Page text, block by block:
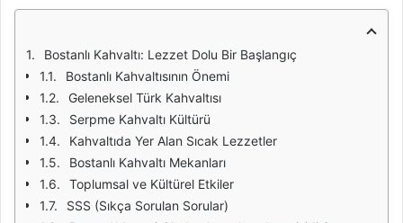
Bostanlı Kahvaltı: Lezzet Dolu Bir Başlangıç
Bostanlı Kahvaltısının Önemi
Geleneksel Türk Kahvaltısı
Serpme Kahvaltı Kültürü
Kahvaltıda Yer Alan Sıcak Lezzetler
Bostanlı Kahvaltı Mekanları
Toplumsal ve Kültürel Etkiler
SSS (Sıkça Sorulan Sorular)